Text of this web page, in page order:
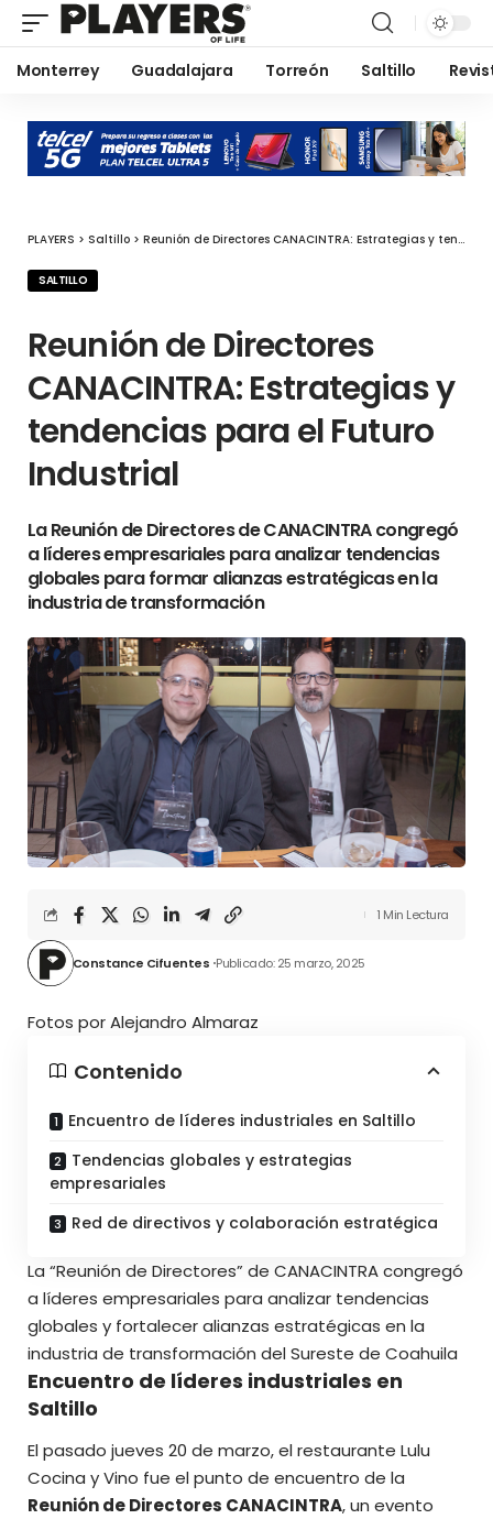
Monterrey Guadalajara Torreón Saltillo
PLAYERS > Saltillo > Reunión de Directores CANACINTRA: Estrategias y tendencias para el Futuro Industrial
SALTILLO
Reunión de Directores
CANACINTRA: Estrategias y
tendencias para el Futuro
Industrial
La Reunión de Directores de CANACINTRA congregó
a líderes empresariales para analizar tendencias
globales para formar alianzas estratégicas en la
industria de transformación
Constance Cifuentes Publicado: 25 marzo, 2025
1 Min Lectura
Fotos por Alejandro Almaraz
Contenido
Encuentro de líderes industriales en Saltillo
Tendencias globales y estrategias
empresariales
Red de directivos y colaboración estratégica
La “Reunión de Directores” de CANACINTRAcongregó
a líderes empresariales para analizar tendencias
globales y fortalecer alianzas estratégicas en la
industria de transformación del Sureste de Coahuila
Encuentro de líderes industriales en
Saltillo
El pasado jueves 20 de marzo, el restaurante Lulu
Cocina y Vino fue el punto de encuentro de la
Reunión de Directores CANACINTRA, un evento